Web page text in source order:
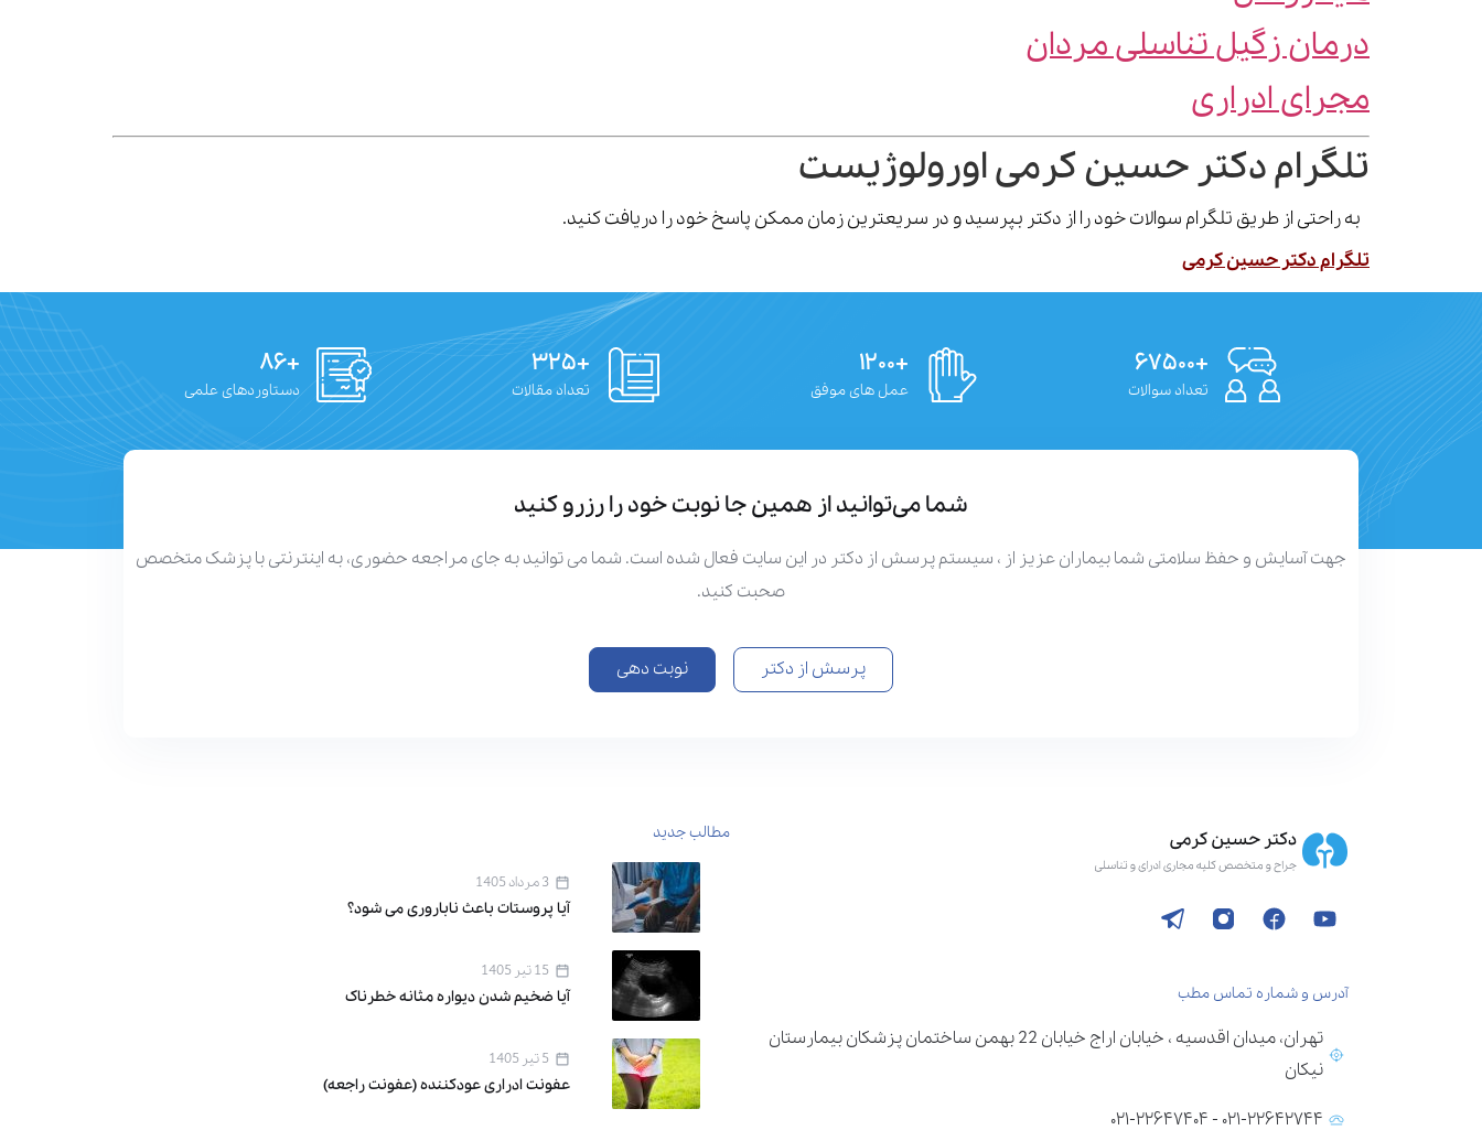
درمان زگیل تناسلی مردان
مجرای ادراری
تلگرام دکتر حسین کرمی اورولوژیست
به راحتی از طریق تلگرام سوالات خود را از دکتر بپرسید و در سریعترین زمان ممکن پاسخ خود را دریافت کنید.
تلگرام دکتر حسین کرمی
+۶۷۵۰۰
تعداد سوالات
+۱۲۰۰
عمل های موفق
+۳۲۵
تعداد مقالات
+۸۶
دستاوردهای علمی
شما می‌توانید از همین جا نوبت خود را رزرو کنید
جهت آسایش و حفظ سلامتی شما بیماران عزیز از ، سیستم پرسش از دکتر در این سایت فعال شده است. شما می توانید به جای مراجعه حضوری، به اینترنتی با پزشک متخصص
صحبت کنید.
پرسش از دکتر نوبت دهی
آدرس و شماره تماس مطب
تهران، میدان اقدسیه ، خیابان اراج خیابان 22 بهمن ساختمان پزشکان بیمارستان
نیکان
۰۲۱-۲۲۶۴۲۷۴۴ - ۰۲۱-۲۲۶۴۷۴۰۴
مطالب جدید
3 مرداد 1405
آیا پروستات باعث ناباروری می‌ شود؟
15 تیر 1405
آیا ضخیم شدن دیواره مثانه خطرناک
5 تیر 1405
عفونت ادراری عودکننده (عفونت راجعه)